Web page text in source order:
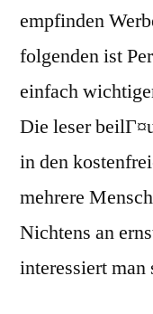
empfinden
folgenden ist
einfach
Die leser
in den
mehrere
Nichtens an
interessiert man